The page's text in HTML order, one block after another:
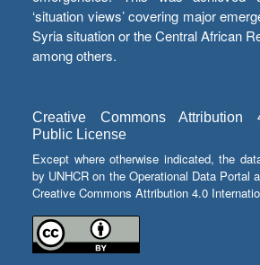
‘situation views’ covering major
Syria situation or the Central African
among others.
Creative Commons Attribution
Public License
Except where otherwise indicated, the
by UNHCR on the Operational Data Portal
Creative Commons Attribution 4.0